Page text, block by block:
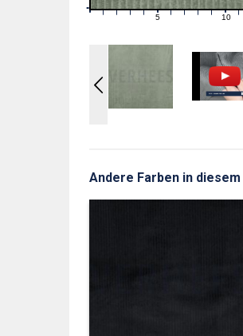
1 2 3 4 5 6 7 8 9 11
Andere Farben in